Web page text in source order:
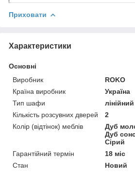
Приховати
Характеристики
Основні
Виробник
ROKO
Країна виробник
Україна
Тип шафи
Кількість розсувних дверей
2
Колір (відтінок) меблів
Дуб
Дуб
Сірий
Гарантійний термін
18 міс
Стан
Новий